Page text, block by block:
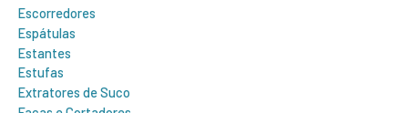
Escorredores
Espátulas
Estantes
Estufas
Extratores de Suco